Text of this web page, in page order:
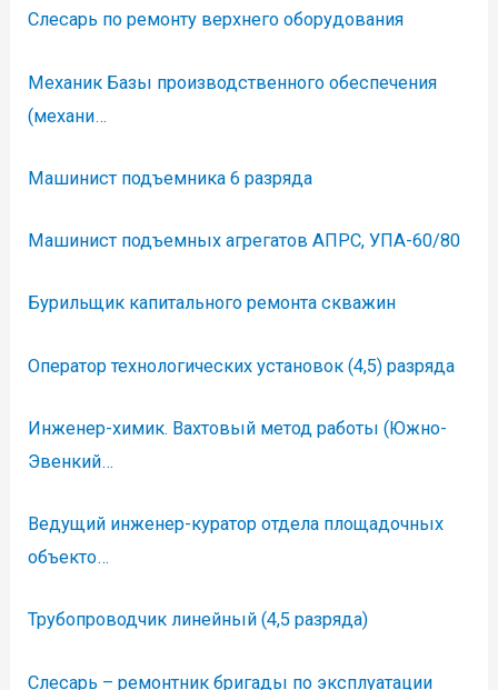
Слесарь по ремонту верхнего оборудования
Механик Базы производственного обеспечения
(механи…
Машинист подъемника 6 разряда
Машинист подъемных агрегатов АПРС, УПА-60/80
Бурильщик капитального ремонта скважин
Оператор технологических установок (4,5) разряда
Инженер-химик. Вахтовый метод работы (Южно-
Эвенкий…
Ведущий инженер-куратор отдела площадочных
объекто…
Трубопроводчик линейный (4,5 разряда)
Слесарь – ремонтник бригады по эксплуатации